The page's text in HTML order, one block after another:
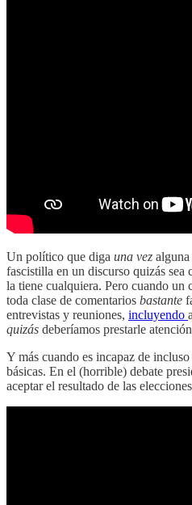
Un político que diga una vez alguna
fascistilla en un discurso quizás sea
la tiene cualquiera. Pero cuando un
toda clase de comentarios bastante
entrevistas y reuniones, incluyendo
quizás deberíamos prestarle
Y más cuando es incapaz de
básicas. En el (horrible) debate
aceptar el resultado de las